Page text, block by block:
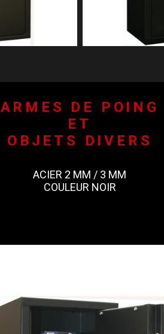
ARMES DE POING
ET
OBJETS DIVERS
ACIER 2 MM / 3 MM
COULEUR NOIR